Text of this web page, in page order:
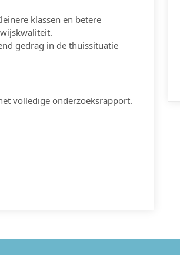
klassen en betere
gedrag in de thuissituatie
volledige onderzoeksrapport.